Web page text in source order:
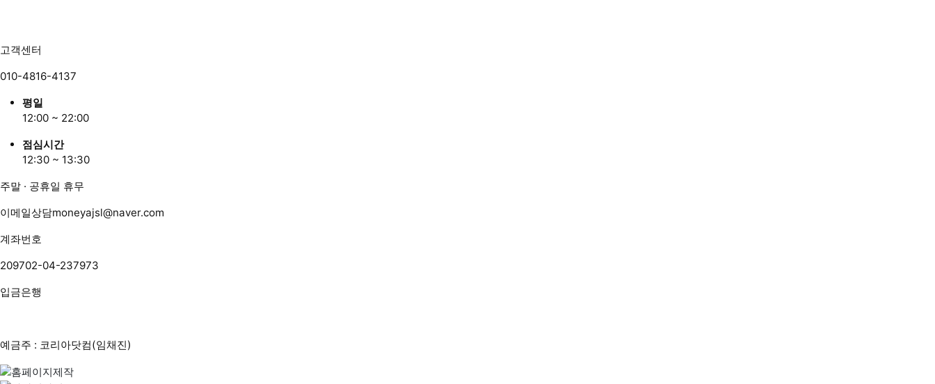
고객센터
010-4816-4137
평일
12:00 ~ 22:00
점심시간
12:30 ~ 13:30
주말 · 공휴일 휴무
이메일상담moneyajsl@naver.com
계좌번호
209702-04-237973
입금은행
예금주 : 코리아닷컴(임채진)